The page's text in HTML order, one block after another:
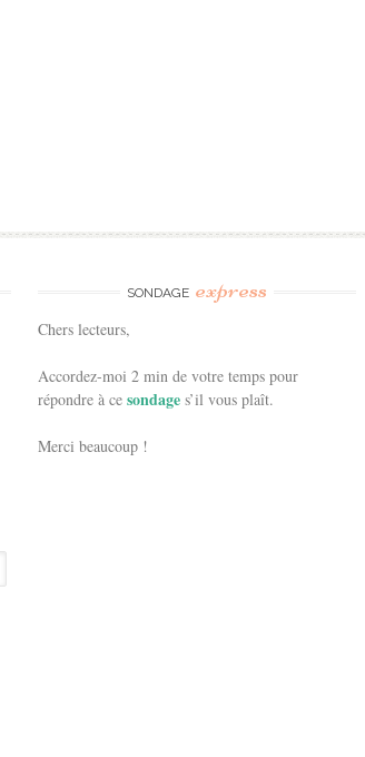
SONDAGE express
Chers lecteurs,
Accordez-moi 2 min de votre temps pour
répondre à cesondages’il vous plaît.
Merci beaucoup !